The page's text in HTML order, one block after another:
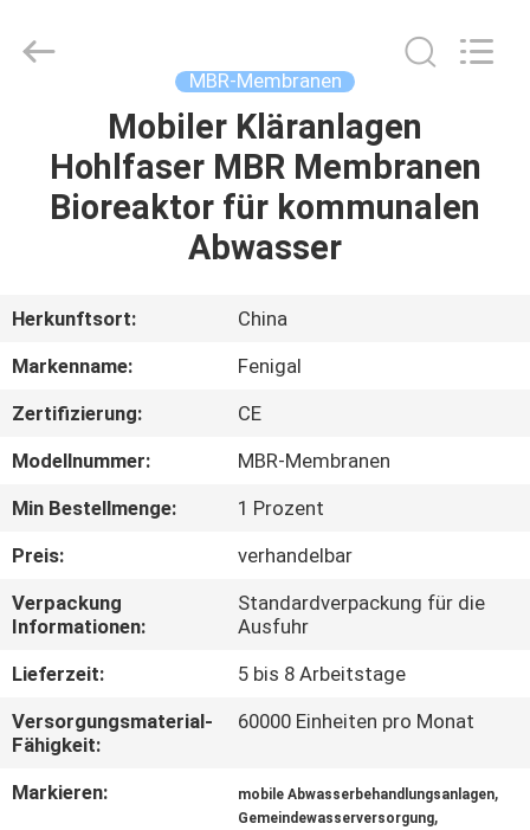
PRODUKTE
UNS
AUSFLUG
QUALITÄTSKONTROLLE
TRETEN
SIE
MIT
UNS
IN
VERBINDUNG
MBR-Membranen
Mobiler Kläranlagen
Hohlfaser MBR Membranen
Bioreaktor für kommunalen
Abwasser
Herkunftsort:
China
Markenname:
Fenigal
Zertifizierung:
CE
Modellnummer:
MBR-Membranen
Min Bestellmenge:
1 Prozent
Preis:
verhandelbar
Verpackung
Informationen:
Standardverpackung für die
Ausfuhr
Lieferzeit:
5 bis 8 Arbeitstage
Versorgungsmaterial-
Fähigkeit:
60000 Einheiten pro Monat
Markieren: mobile Abwasserbehandlungsanlagen,
Gemeindewasserversorgung,